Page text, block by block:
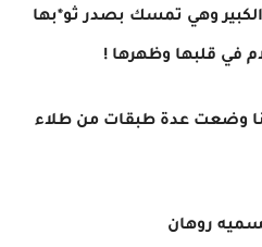
وهي تمسك بصدر ثو*بها
في قلبها وظهرها !
وضعت عدة طبقات من طلاء
روهان